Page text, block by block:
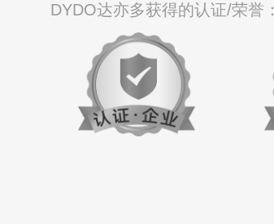
DYDO达亦多获得的认证/荣誉：